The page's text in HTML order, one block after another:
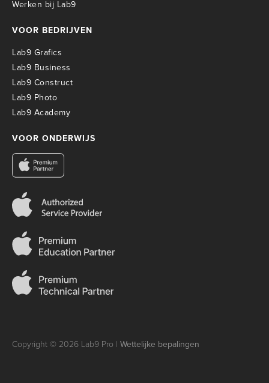
Werken bij Lab9
VOOR BEDRIJVEN
Lab9 Grafics
Lab9 Business
Lab9 Construct
Lab9 Photo
Lab9 Academy
VOOR ONDERWIJS
Copyright © 2026 Lab9 Pro | Wettelijke bepalingen